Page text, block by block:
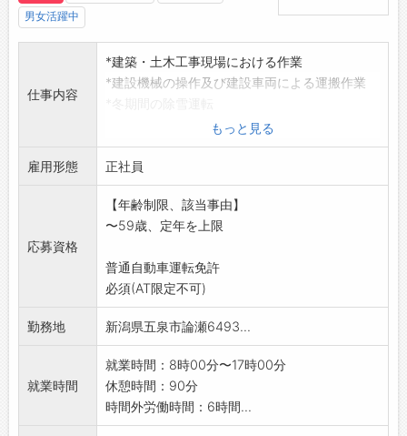
男女活躍中
仕事内容
*建築・土木工事現場における作業
*建設機械の操作及び建設車両による運搬作業
*五泉市近郊が主な現場です。
*使用する車両はマイカー借上げとなります。
※建設現場作業経験及び建設機械作業経験者優
遇します。
※業務に必要な免許資格は入社後取得していた
だきます。
変更範囲:変更なし
もっと見る
雇用形態 正社員
応募資格
【年齢制限、該当事由】
〜59歳、定年を上限
普通自動車運転免許
必須(AT限定不可)
勤務地 新潟県五泉市論瀬6493...
就業時間
就業時間：8時00分〜17時00分
休憩時間：90分
時間外労働時間：6時間...